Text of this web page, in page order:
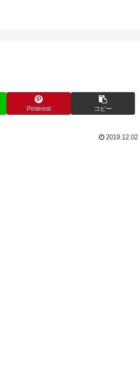
Pinterest コピー
2019.12.02